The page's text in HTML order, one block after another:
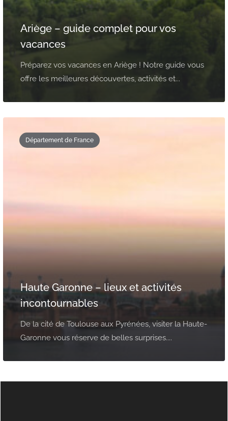
Ariège – guide complet pour vos
vacances
Préparez vos vacances en Ariège ! Notre guide vous
offre les meilleures découvertes, activités et...
Département de France
Haute Garonne – lieux et activités
incontournables
De la cité de Toulouse aux Pyrénées, visiter la Haute-
Garonne vous réserve de belles surprises....